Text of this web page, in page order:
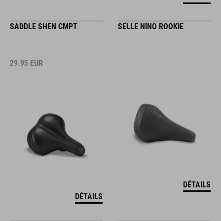
SADDLE SHEN CMPT
29.95 EUR
DÉTAILS
SELLE NINO ROOKIE
DÉTAILS